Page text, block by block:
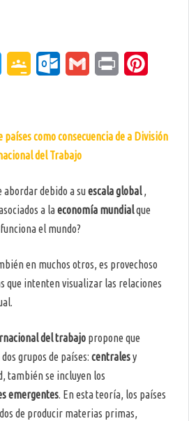
Twitter Google Outlook.com
Gmail Print
países como consecuencia de a División
del Trabajo
abordar debido a suescala global,
a laeconomía mundialque
el mundo?
en muchos otros, es provechoso
que intenten visualizar las relaciones
del trabajo propone que
grupos de países: centralesy
también se incluyen los
emergentes. En esta teoría, los países
de producir materias primas,